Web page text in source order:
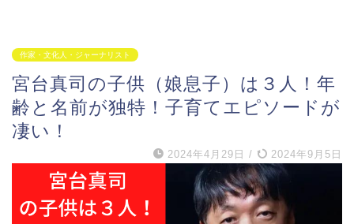
作家・文化人・ジャーナリスト
宮台真司の子供（娘息子）は３人！年
齢と名前が独特！子育てエピソードが
凄い！
2024年4月29日 / 2024年9月5日